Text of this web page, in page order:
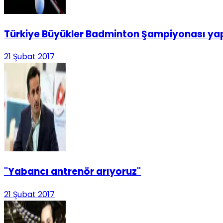
Türkiye Büyükler Badminton Şampiyonası
21 Şubat 2017
"Yabancı antrenör arıyoruz"
21 Şubat 2017